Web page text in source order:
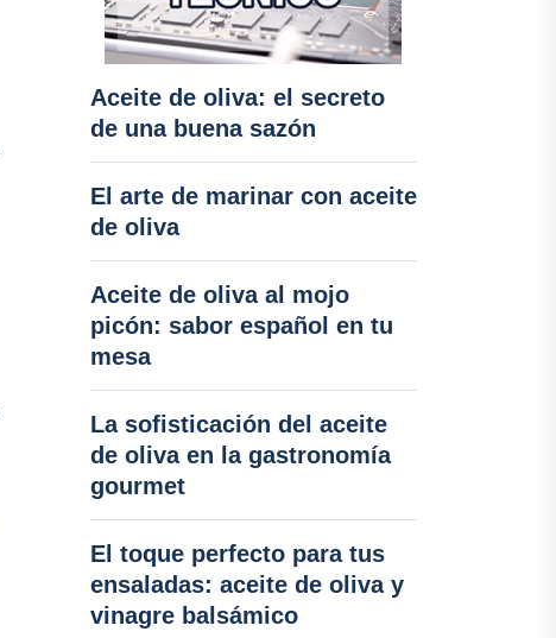
Aceite de oliva: el secreto
de una buena sazón
El arte de marinar con aceite
de oliva
Aceite de oliva al mojo
picón: sabor español en tu
mesa
La sofisticación del aceite
de oliva en la gastronomía
gourmet
El toque perfecto para tus
ensaladas: aceite de oliva y
vinagre balsámico